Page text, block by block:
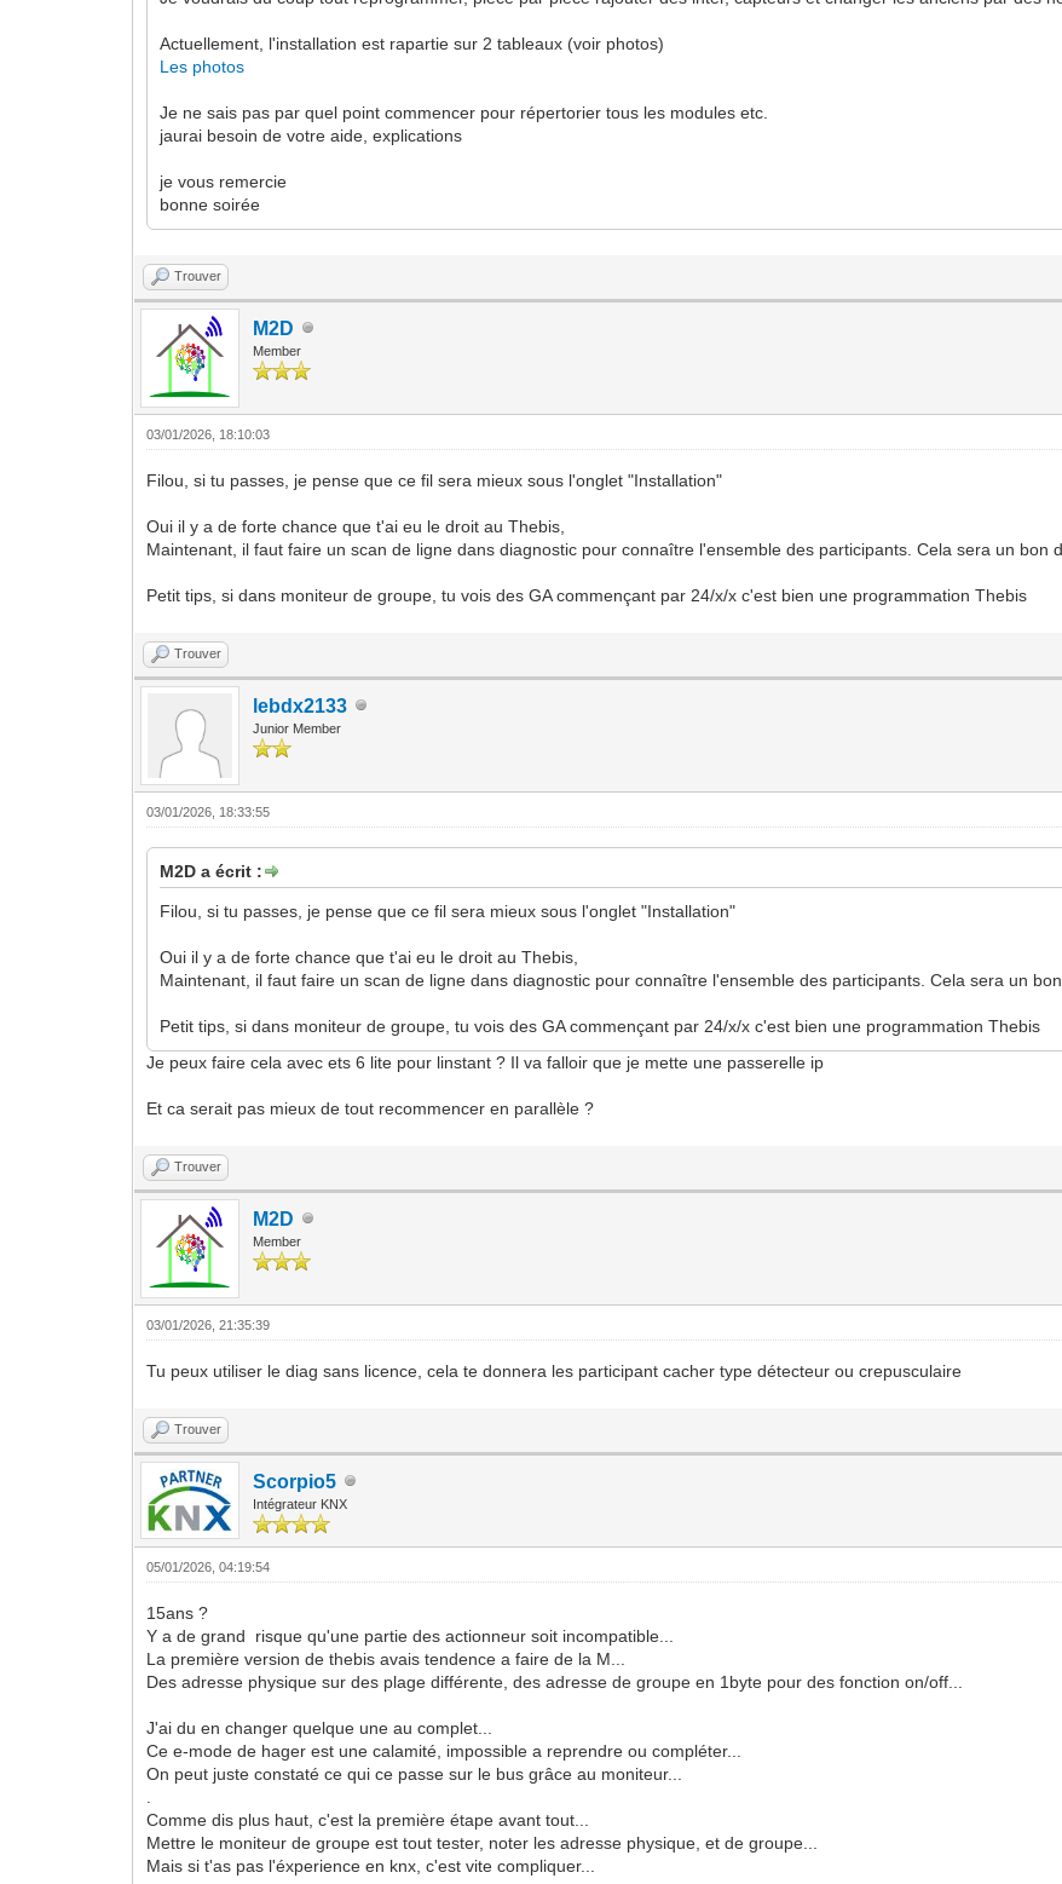
Actuellement, l'installation est rapartie sur 2 tableaux (voir photos)
Les photos
Je ne sais pas par quel point commencer pour répertorier tous les modules etc.
jaurai besoin de votre aide, explications
je vous remercie
bonne soirée
Trouver
M2D
Member
03/01/2026, 18:10:03
Filou, si tu passes, je pense que ce fil sera mieux sous l'onglet "Installation"
Oui il y a de forte chance que t'ai eu le droit au Thebis,
Maintenant, il faut faire un scan de ligne dans diagnostic pour connaître l'ensemble des participants. Cela sera un bon
Petit tips, si dans moniteur de groupe, tu vois des GA commençant par 24/x/x c'est bien une programmation Thebis
Trouver
lebdx2133
Junior Member
03/01/2026, 18:33:55
M2D a écrit :
Filou, si tu passes, je pense que ce fil sera mieux sous l'onglet "Installation"
Oui il y a de forte chance que t'ai eu le droit au Thebis,
Maintenant, il faut faire un scan de ligne dans diagnostic pour connaître l'ensemble des participants. Cela sera un bon
Petit tips, si dans moniteur de groupe, tu vois des GA commençant par 24/x/x c'est bien une programmation Thebis
Je peux faire cela avec ets 6 lite pour linstant ? Il va falloir que je mette une passerelle ip
Et ca serait pas mieux de tout recommencer en parallèle ?
Trouver
M2D
Member
03/01/2026, 21:35:39
Tu peux utiliser le diag sans licence, cela te donnera les participant cacher type détecteur ou crepusculaire
Trouver
Scorpio5
Intégrateur KNX
05/01/2026, 04:19:54
15ans ?
Y a de grand risque qu'une partie des actionneur soit incompatible...
La première version de thebis avais tendence a faire de la M...
Des adresse physique sur des plage différente, des adresse de groupe en 1byte pour des fonction on/off...
J'ai du en changer quelque une au complet...
Ce e-mode de hager est une calamité, impossible a reprendre ou compléter...
On peut juste constaté ce qui ce passe sur le bus grâce au moniteur...
Comme dis plus haut, c'est la première étape avant tout...
Mettre le moniteur de groupe est tout tester, noter les adresse physique, et de groupe...
Mais si t'as pas l'éxperience en knx, c'est vite compliquer...